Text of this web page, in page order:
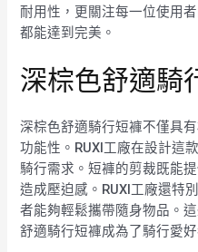
耐用性，更關注每一位使用
都能達到完美。
深棕色舒適騎
深棕色舒適騎行短褲不僅具
功能性。RUXI工廠在設計這
騎行需求。短褲的剪裁既能
造成壓迫感。RUXI工廠還特
者能夠輕鬆攜帶隨身物品。
舒適騎行短褲成為了騎行愛